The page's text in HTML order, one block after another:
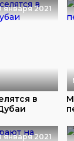
января 2021
в
января 2021